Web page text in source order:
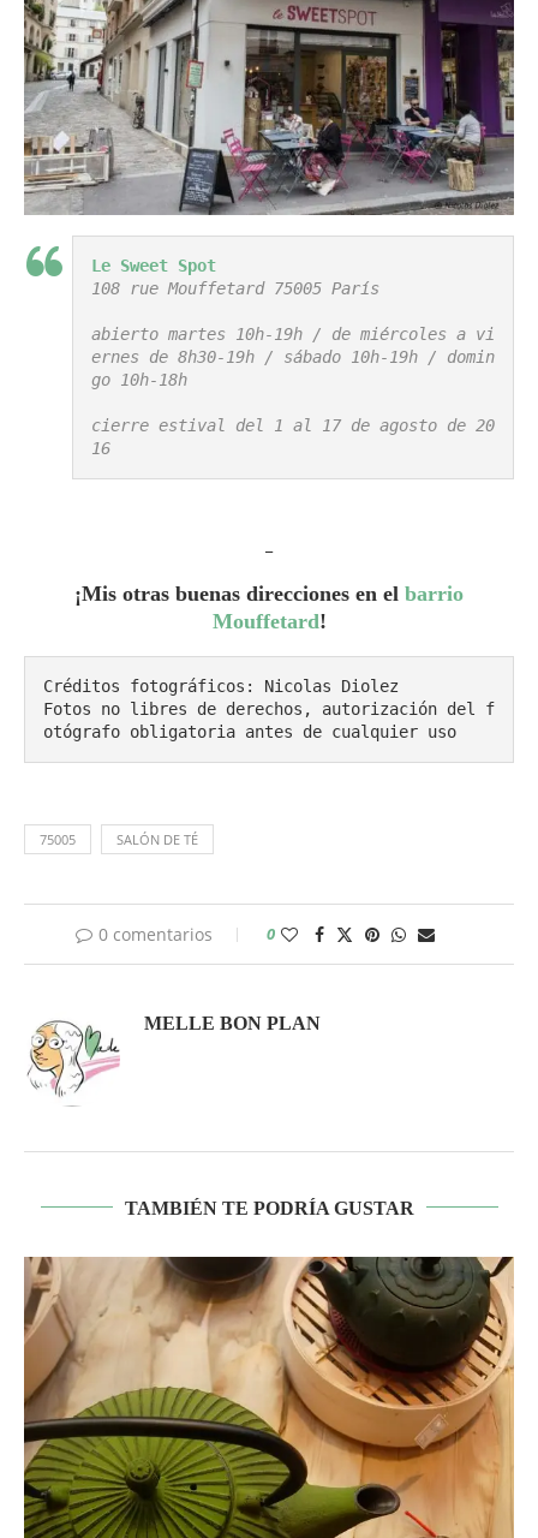
Le Sweet Spot
108 rue Mouffetard 75005 París
abierto martes 10h-19h / de miércoles a vi
ernes de 8h30-19h / sábado 10h-19h / domin
go 10h-18h
cierre estival del 1 al 17 de agosto de 20
16
¡Mis otras buenas direcciones en el barrio
Mouffetard!
Créditos fotográficos: Nicolas Diolez
Fotos no libres de derechos, autorización del f
otógrafo obligatoria antes de cualquier uso
75005 SALÓN DE TÉ
0 comentarios 0
MELLE BON PLAN
TAMBIÉN TE PODRÍA GUSTAR